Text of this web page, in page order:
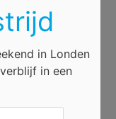
in Londen
in een